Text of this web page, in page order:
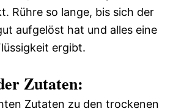
Rühre so lange, bis sich der
aufgelöst hat und alles eine
ergibt.
Zutaten:
Zutaten zu den trockenen